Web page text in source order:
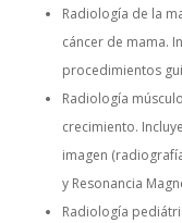
Radiología de la
cáncer de mama.
procedimientos
Radiología
crecimiento.
imagen
y Resonancia
Radiología